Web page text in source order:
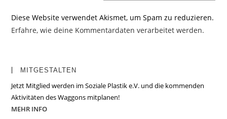
Diese Website verwendet Akismet, um Spam zu reduzieren.
Erfahre, wie deine Kommentardaten verarbeitet werden.
MITGESTALTEN
Jetzt Mitglied werden im Soziale Plastik e.V. und die kommenden
Aktivitäten des Waggons mitplanen!
MEHR INFO